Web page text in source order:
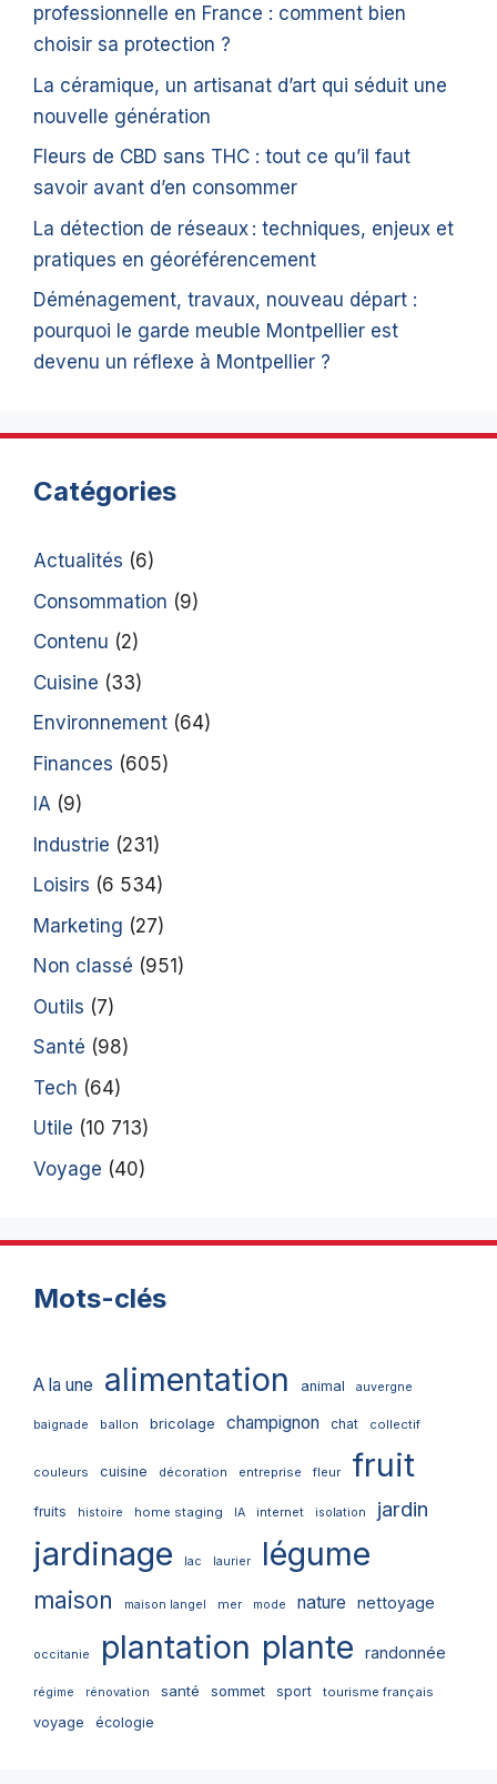
professionnelle en France : comment bien
choisir sa protection ?
La céramique, un artisanat d’art qui séduit une
nouvelle génération
Fleurs de CBD sans THC : tout ce qu’il faut
savoir avant d’en consommer
La détection de réseaux : techniques, enjeux et
pratiques en géoréférencement
Déménagement, travaux, nouveau départ :
pourquoi le garde meuble Montpellier est
devenu un réflexe à Montpellier ?
Catégories
Actualités (6)
Consommation (9)
Contenu (2)
Cuisine (33)
Environnement (64)
Finances (605)
IA (9)
Industrie (231)
Loisirs (6 534)
Marketing (27)
Non classé (951)
Outils (7)
Santé (98)
Tech (64)
Utile (10 713)
Voyage (40)
Mots-clés
A la une alimentation animal auvergne
baignade ballon bricolage champignon chat collectif
couleurs cuisine décoration entreprise fleur fruit
fruits histoire home staging IA internet isolation jardin
jardinage lac laurier légume
maison maison langel mer mode nature nettoyage
occitanie plantation plante randonnée
régime rénovation santé sommet sport tourisme français
voyage écologie